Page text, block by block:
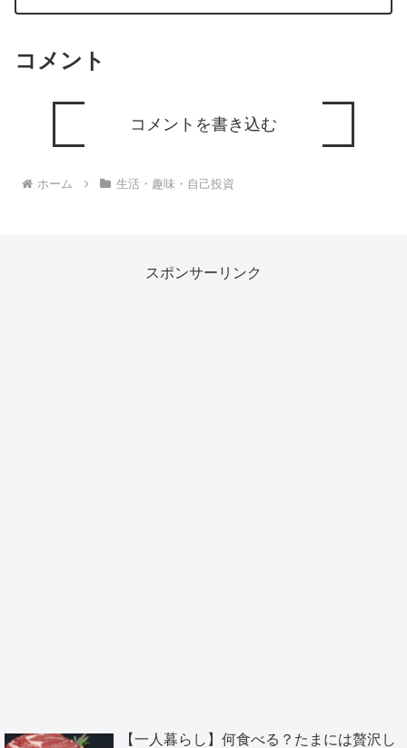
コメント
コメントを書き込む
ホーム 生活・趣味・自己投資
スポンサーリンク
【一人暮らし】何食べる？たまには贅沢し